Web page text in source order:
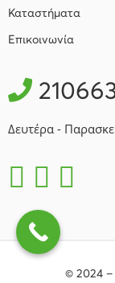
Καταστήματα
Επικοινωνία
Δευτέρα -
© 2024 –